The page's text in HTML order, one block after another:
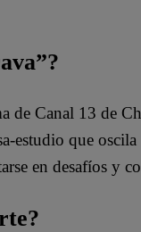
de Canal 13 de
estudio que
en desafíos y